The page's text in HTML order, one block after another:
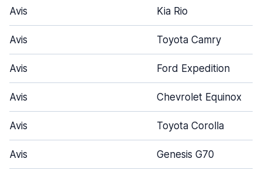
Avis Kia Rio
Avis Toyota Camry
Avis Ford Expedition
Avis Chevrolet Equinox
Avis Toyota Corolla
Avis Genesis G70